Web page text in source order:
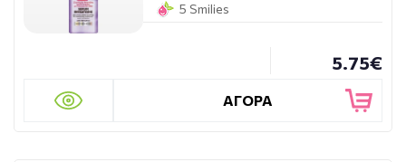
5 Smilies
5.75€
ΑΓΟΡΑ